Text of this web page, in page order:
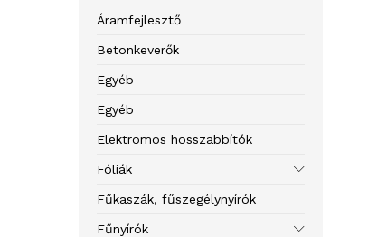
Áramfejlesztő
Betonkeverők
Egyéb
Egyéb
Elektromos hosszabbítók
Fóliák
Fűkaszák, fűszegélynyírók
Fűnyírók